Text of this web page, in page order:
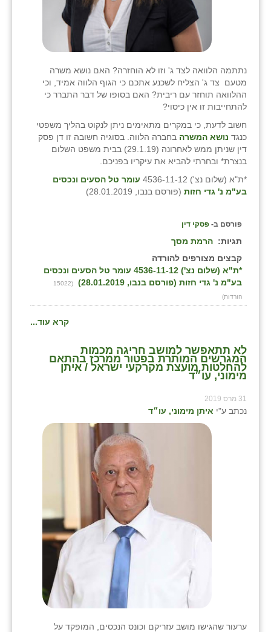
נתתמה הלוואה לצד ג' וזו לא הוחזרה? האם נושא משרה
מטעם צד ג' הצליח לשכנע אתכם כי הגוף הלווה אמיד, וכי
ההלוואה תוחזר עם ריבית? האם בסופו של דבר התברר כי
להתחייבות זו אין כיסוי?
חשוב לדעת, כי במקרים מתאימים ניתן לנקוט בהליך משפטי
כנגד נושא המשרה בחברה הלווה. בסוגיה חשובה זו דן פסק
דין שניתן ממש לאחרונה (29.1.19) בבית משפט השלום
בנצרת* ובחרתי להביא את עיקריו בפניכם.
*ת"א (שלום נצ') 4536-11-12
עומר טל הסעים ונכסים
בע"מ נ' גדי חזות (פורסם בנבו, 28.01.2019)
פורסם ב- פסקי דין
תגיות: הרמת מסך
קבצים מצורפים להורדה
*ת"א (שלום נצ') 4536-11-12 עומר טל הסעים ונכסים
בע"מ נ' גדי חזות (פורסם בנבו, 28.01.2019)
(15022
הורדות)
קרא עוד...
לא תתאפשר למושב חריגה מכמות
המגרשים המותרת בפטור ממרכז בהתאם
להחלטות מועצת מקרקעי ישראל / איתן
מימוני, עו״ד
31 מרס 2019
נכתב ע"י איתן מימוני, עו״ד
ערעור שהגישו מושב עזריקם וכונס הנכסים, המופקד על